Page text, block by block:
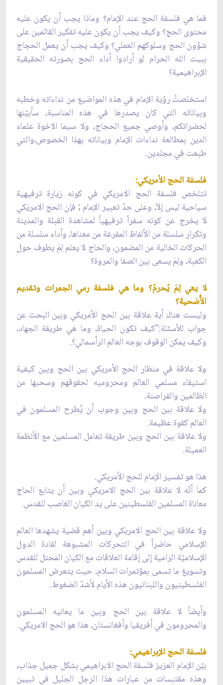
فما هي فلسفة الحج عند الإمام؟ وماذا يجب أن يكون عليه
محتوى الحج؟ وكيف يجب أن يكون عليه تفكير القائمين على
شؤون الحج وسلوكهم العملي؟ وكيف يجب أن يعمل الحجاج
ببيت الله الحرام لو أرادوا أداء الحج بصورته الحقيقية
الإبراهيمية؟
استخلصتُ رؤية الإمام في هذه المواضيع من نداءاته وخطبه
وبياناته التي كان يصدرها في هذه المناسبة، سأبيّنها
لحضراتكم، وأوصي جميع الحجاج، ولا سيما الاخوة علماء
الدين بمطالعة نداءات الإمام وبياناته بهذا الخصوص،والتي
طبعت في مجلدين.
فلسفة الحج الأمريكي:
تتلخص فلسفة الحج الامريكي في كونه زيارة ترفيهية
سياحية ليس إلاّ، وعلى حدّ تعبير الإمام ; فإن الحج الامريكي
لا يخرج عن كونه سفراً ترفيهياً لمشاهدة القبلة والمدينة
وتكرار سلسلة من الألفاظ المفرغة من معناها، وأداء سلسلة من
الحركات الخالية من المضمون، والحاج لا يعلم لِمَ يطوف حول
الكعبة، ولِمَ يسعى بين الصفا والمروة؟
لا يعي لِمَ يُحرمُ؟ وما هي فلسفة رمي الجمرات وتقديم
الأُضحية؟
وليست هناك أية علاقة بين الحج الأمريكي وبين البحث عن
جواب للأسئلة:"كيف تكون الحياة، وما هي طريقة الجهاد،
وكيف يمكن الوقوف بوجه العالم الرأسمالي؟.
ولا علاقة في منظار الحج الأمريكي بين الحج وبين كيفية
استيفاء مسلمي العالم ومحروميه لحقوقهم وسحبها من
الظالمين والقراصنة.
ولا علاقة بين الحج وبين وجوب أن يُطرح المسلمون في
العالم كقوة عظيمة.
ولا علاقة بين الحج وبين طريقة تعامل المسلمين مع الأنظمة
العميلة.
هذا هو تفسير الإمام للحج الأمريكي.
كما أنّه لا علاقة بين الحج الامريكي وبين أن يتابع الحاج
معاناة المسلمين الفلسطينين على يد الكيان الغاصب للقدس.
ولا علاقة بين الحج الامريكي وبين أهم قضية يشهدها العالم
الإسلامي حاضراً في التحركات المشبوهة لقادة الدول
الإسلاميّة الرامية إلى إقامة العلاقات مع الكيان المحتل للقدس
وتسويغ ما تسمى بمؤتمرات السلام، حيث يتعرض المسلمون
الفلسطينيون واللبنانيون هذه الأيام لأشدّ الضغوط.
وأيضاً لا علاقة بين الحج وبين ما يعانيه المسلمون
والمحرومون في أفريقيا وأفغانستان، هذا هو الحج الامريكي.
فلسفة الحج الإبراهيمي:
بيّن الإمام العزيز فلسفة الحج الابراهيمي بشكل جميل جذاب،
وهذه مقتبسات من عبارات هذا الرجل الجليل في تبيين